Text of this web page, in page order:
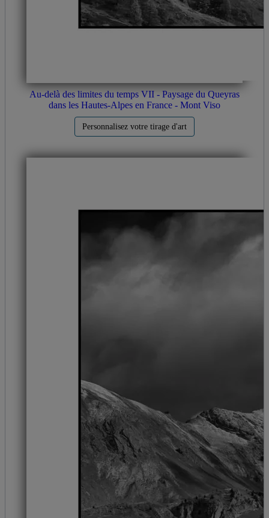
Au-delà des limites du temps VII - Paysage du Queyras
dans les Hautes-Alpes en France - Mont Viso
Personnalisez votre tirage d'art